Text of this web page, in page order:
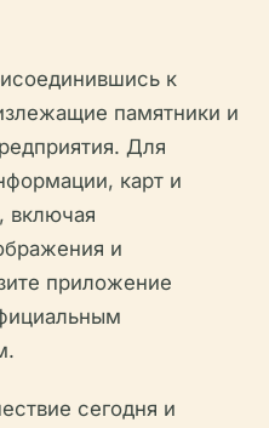
к
памятники и
Для
карт и
включая
и
приложение
сегодня и